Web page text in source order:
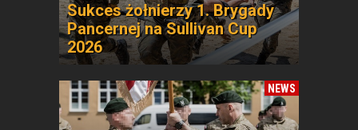
Sukces żołnierzy 1. Brygady
Pancernej na Sullivan Cup
2026
NEWS